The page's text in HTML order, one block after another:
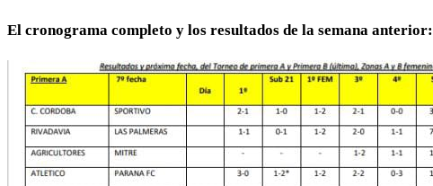
El cronograma completo y los resultados de la semana anterior: